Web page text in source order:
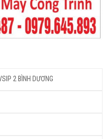
2 BÌNH DƯƠNG